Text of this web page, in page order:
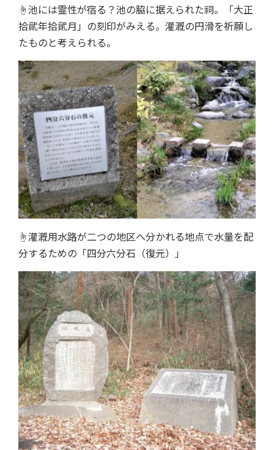
☝池には霊性が宿る？池の脇に据えられた祠。「大正
拾貮年拾貮月」の刻印がみえる。灌漑の円滑を祈願し
たものと考えられる。
☝灌漑用水路が二つの地区へ分かれる地点で水量を配
分するための「四分六分石（復元）」